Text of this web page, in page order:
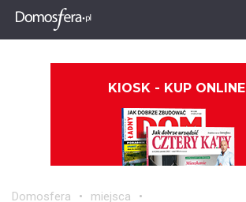
KIOSK - KUP ONLINE
Domosfera
miejsca